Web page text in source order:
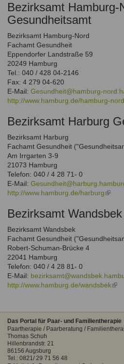
external)
Bezirksamt Hamburg-
Gesundheitsamt
Bezirksamt Hamburg-Nord
Fachamt Gesundheit
Eppendorfer Landstraße 59
20249 Hamburg
Tel.: 040 / 428 04-2146
Fax: 4 279 04-620
E-Mail: Gesundheit@hamburg-
http://www.hamburg.de/hamburg-nord
Bezirksamt Harburg
Bezirksamt Harburg
Fachamt Gesundheit
Am Irrgarten 3-9
21073 Hamburg
Telefon: 040 / 4 28 71- 0
E-Mail:
http://www.hamburg.de/harburg(link
Bezirksamt
Bezirksamt Wandsbek
Fachamt Gesundheit
Robert-Schuman-Brücke 4
22041 Hamburg
Telefon: 040 / 4 28 81- 0
E-Mail:
http://www.hamburg.de/wandsbek(link
Das Portal für Paar- und Familientherapie
Paartherapie / Paarberatung /
Thomas Schuh
Hillenbrandstr. 21
86156 Augsburg
Tel.: 0821/ 29 71 56 48